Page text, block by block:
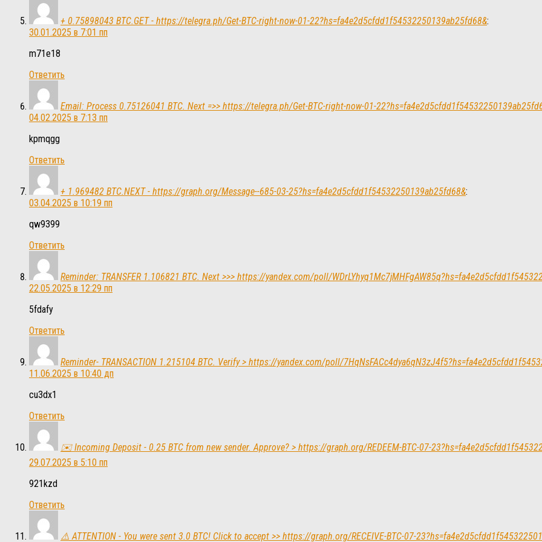
+ 0.75898043 BTC.GET - https://telegra.ph/Get-BTC-right-now-01-22?hs=fa4e2d5cfdd1f54532250139ab25fd68&:
30.01.2025 в 7:01 пп
m71e18
Ответить
Email: Process 0.75126041 BTC. Next =>> https://telegra.ph/Get-BTC-right-now-01-
04.02.2025 в 7:13 пп
kpmqgg
Ответить
+ 1.969482 BTC.NEXT - https://graph.org/Message--685-03-25?hs=fa4e2d5cfdd1f54532250139ab25fd68&:
03.04.2025 в 10:19 пп
qw9399
Ответить
Reminder: TRANSFER 1.106821 BTC. Next >>> https://yandex.com/poll/
22.05.2025 в 12:29 пп
5fdafy
Ответить
Reminder- TRANSACTION 1.215104 BTC. Verify > https://yandex.com/poll/
11.06.2025 в 10:40 дп
cu3dx1
Ответить
✉️ Incoming Deposit - 0.25 BTC from new sender. Approve? > https://graph.org/REDEEM-BTC-07-
29.07.2025 в 5:10 пп
921kzd
Ответить
⚠️ ATTENTION - You were sent 3.0 BTC! Click to accept >> https://graph.org/RECEIVE-BTC-07-